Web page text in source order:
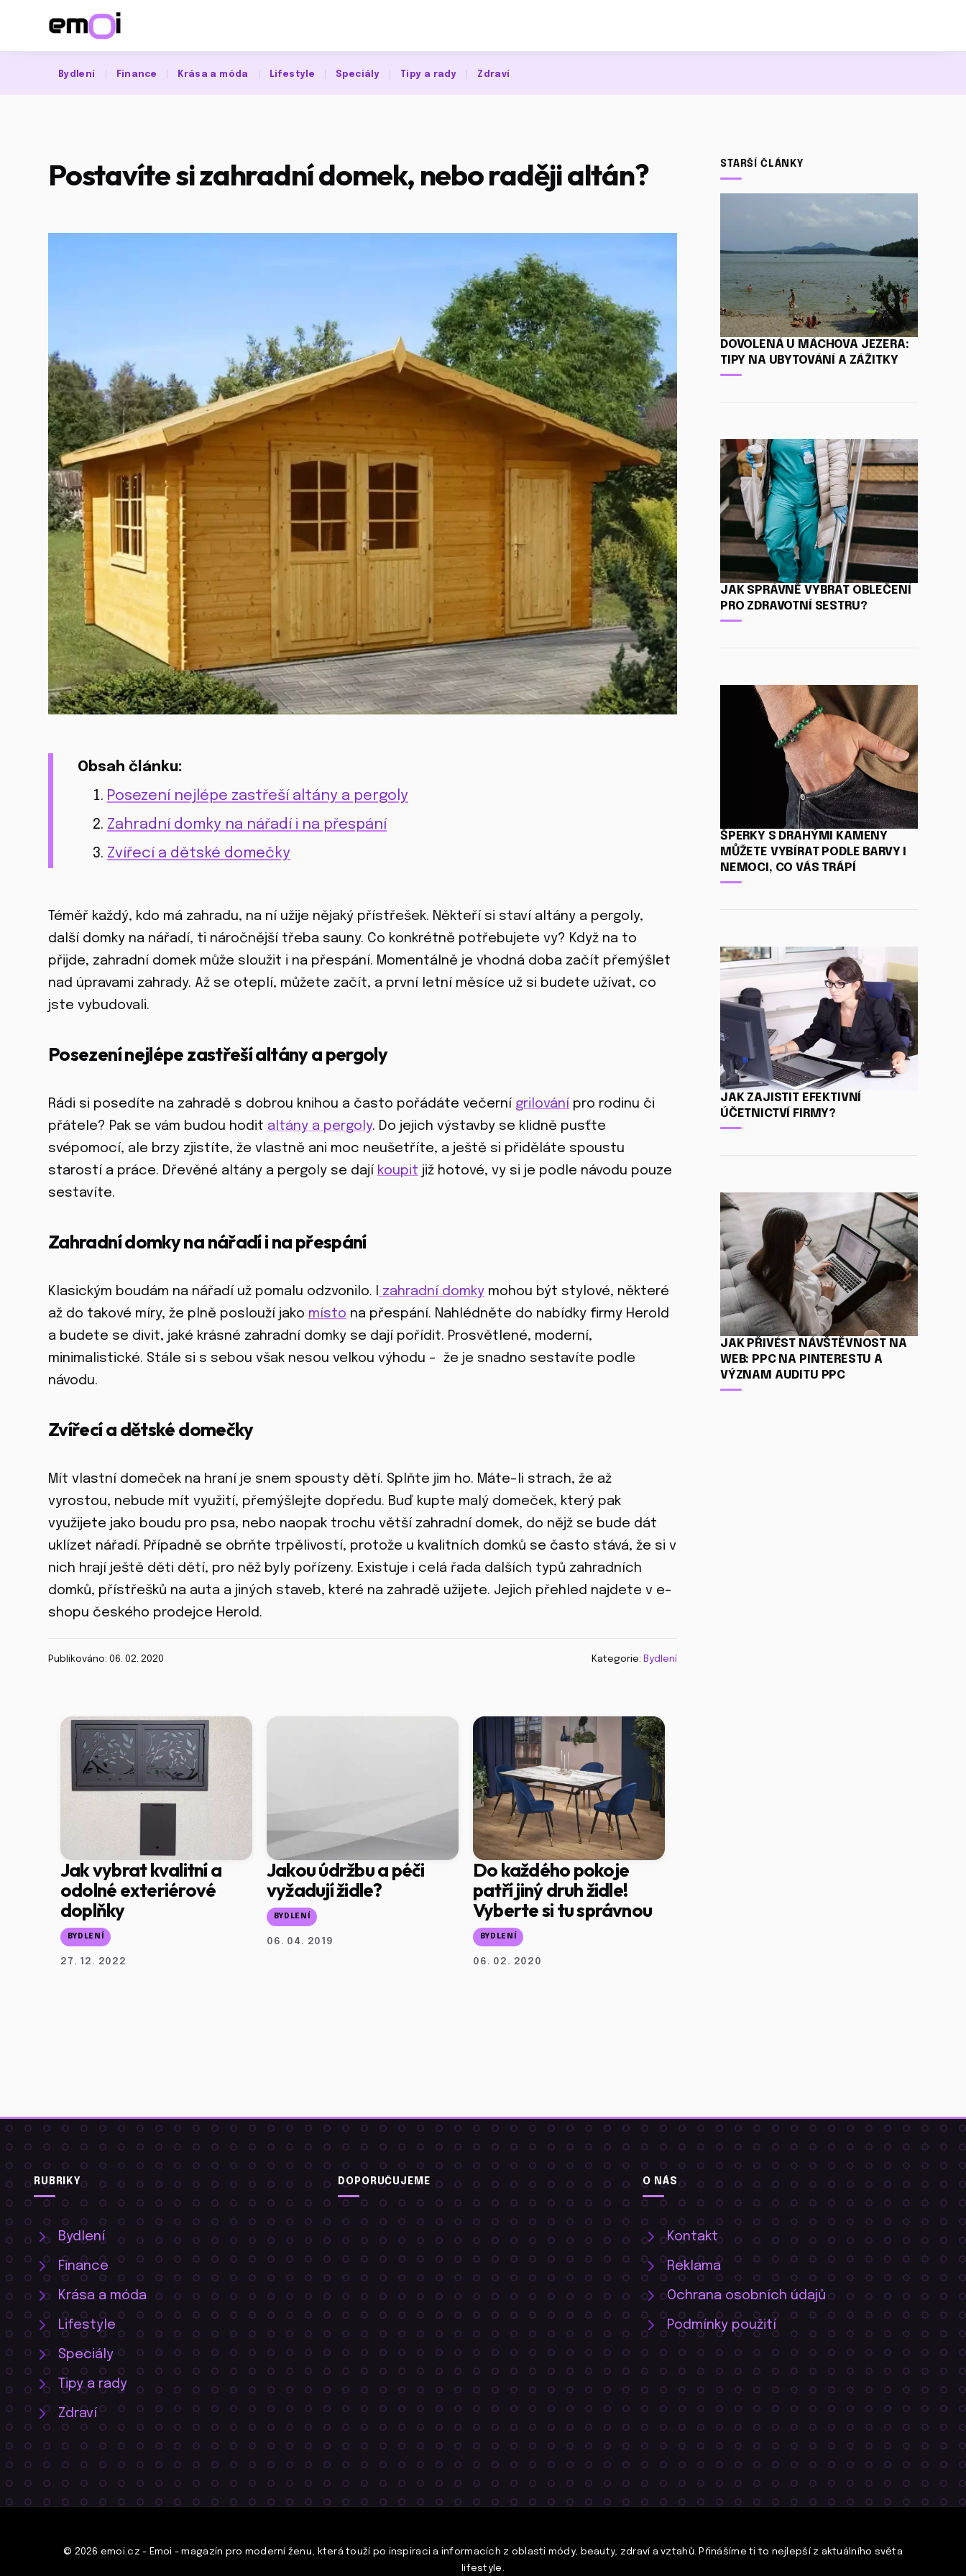
Bydlení Finance Krása a móda Lifestyle Speciály Tipy a rady Zdraví
Postavíte si zahradní domek, nebo raději altán?
Obsah článku:
Posezení nejlépe zastřeší altány a pergoly
Zahradní domky na nářadí i na přespání
Zvířecí a dětské domečky
Téměř každý, kdo má zahradu, na ní užije nějaký přístřešek. Někteří si staví altány a pergoly,
další domky na nářadí, ti náročnější třeba sauny. Co konkrétně potřebujete vy? Když na to
přijde, zahradní domek může sloužit i na přespání. Momentálně je vhodná doba začít přemýšlet
nad úpravami zahrady. Až se oteplí, můžete začít, a první letní měsíce už si budete užívat, co
jste vybudovali.
Posezení nejlépe zastřeší altány a pergoly
Rádi si posedíte na zahradě s dobrou knihou a často pořádáte večerní grilování pro rodinu či
přátele? Pak se vám budou hodit altány a pergoly. Do jejich výstavby se klidně pusťte
svépomocí, ale brzy zjistíte, že vlastně ani moc neušetříte, a ještě si přiděláte spoustu
starostí a práce. Dřevěné altány a pergoly se dají koupit již hotové, vy si je podle návodu pouze
sestavíte.
Zahradní domky na nářadí i na přespání
Klasickým boudám na nářadí už pomalu odzvonilo. I zahradní domky mohou být stylové, některé
až do takové míry, že plně poslouží jako místo na přespání. Nahlédněte do nabídky firmy Herold
a budete se divit, jaké krásné zahradní domky se dají pořídit. Prosvětlené, moderní,
minimalistické. Stále si s sebou však nesou velkou výhodu - že je snadno sestavíte podle
návodu.
Zvířecí a dětské domečky
Mít vlastní domeček na hraní je snem spousty dětí. Splňte jim ho. Máte-li strach, že až
vyrostou, nebude mít využití, přemýšlejte dopředu. Buď kupte malý domeček, který pak
využijete jako boudu pro psa, nebo naopak trochu větší zahradní domek, do nějž se bude dát
uklízet nářadí. Případně se obrňte trpělivostí, protože u kvalitních domků se často stává, že si v
nich hrají ještě děti dětí, pro něž byly pořízeny. Existuje i celá řada dalších typů zahradních
domků, přístřešků na auta a jiných staveb, které na zahradě užijete. Jejich přehled najdete v e-
shopu českého prodejce Herold.
Publikováno: 06. 02. 2020 Kategorie: Bydlení
Jak vybrat kvalitní a
odolné exteriérové
doplňky
BYDLENÍ
27. 12. 2022
Jakou údržbu a péči
vyžadují židle?
BYDLENÍ
06. 04. 2019
Do každého pokoje
patří jiný druh židle!
Vyberte si tu správnou
BYDLENÍ
06. 02. 2020
STARŠÍ ČLÁNKY
DOVOLENÁ U MÁCHOVA JEZERA:
TIPY NA UBYTOVÁNÍ A ZÁŽITKY
JAK SPRÁVNĚ VYBRAT OBLEČENÍ
PRO ZDRAVOTNÍ SESTRU?
ŠPERKY S DRAHÝMI KAMENY
MŮŽETE VYBÍRAT PODLE BARVY I
NEMOCI, CO VÁS TRÁPÍ
JAK ZAJISTIT EFEKTIVNÍ
ÚČETNICTVÍ FIRMY?
JAK PŘIVÉST NÁVŠTĚVNOST NA
WEB: PPC NA PINTERESTU A
VÝZNAM AUDITU PPC
RUBRIKY
Bydlení
Finance
Krása a móda
Lifestyle
Speciály
Tipy a rady
Zdraví
DOPORUČUJEME O NÁS
Kontakt
Reklama
Ochrana osobních údajů
Podmínky použití
© 2026 emoi.cz - Emoi - magazín pro moderní ženu, která touží po inspiraci a informacích z oblasti módy, beauty, zdraví a vztahů. Přinášíme ti to nejlepší z aktuálního světa
lifestyle.